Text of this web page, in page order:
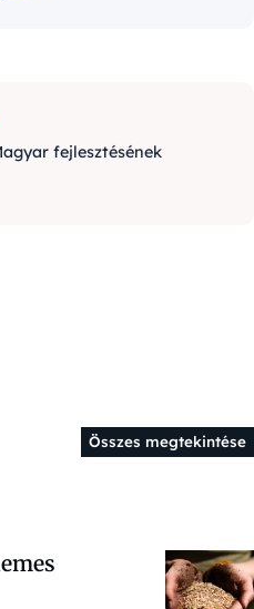
fejlesztésének
Összes megtekintése